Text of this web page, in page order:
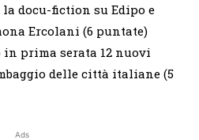
docu-fiction su Edipo e
Ercolani (6 puntate)
in prima serata 12 nuovi
delle città italiane (5
Ads